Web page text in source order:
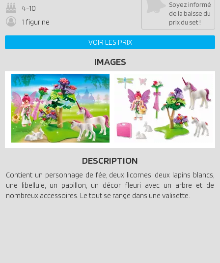
4-10
1 figurine
Soyez informé
de la baisse du
prix du set !
VOIR LES PRIX
IMAGES
DESCRIPTION
Contient un personnage de fée, deux licornes, deux lapins blancs,
une libellule, un papillon, un décor fleuri avec un arbre et de
nombreux accessoires. Le tout se range dans une valisette.